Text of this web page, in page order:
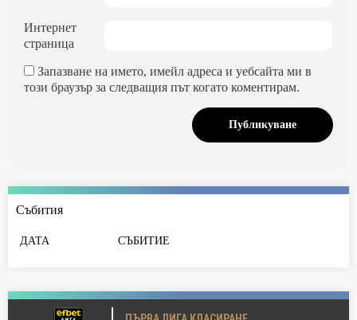
Интернет
страница
Запазване на името, имейл адреса и уебсайта ми в
този браузър за следващия път когато коментирам.
Събития
ДАТА СЪБИТИЕ